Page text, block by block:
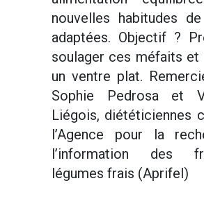
nouvelles habitudes
adaptées. Objectif ?
soulager ces méfaits et
un ventre plat.
Sophie Pedrosa et
Liégois, diététiciennes
l’Agence pour la
l’information des
légumes frais (Aprifel)